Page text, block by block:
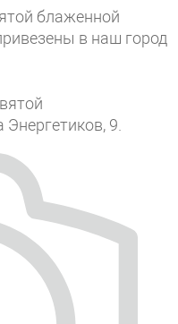
блаженной
в наш город
9.